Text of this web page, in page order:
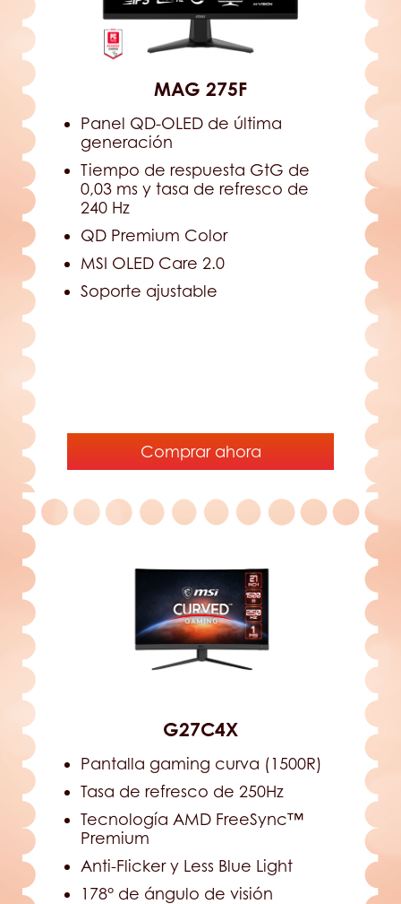
MAG 275F
Panel QD-OLED de última
generación
Tiempo de respuesta GtG de
0,03 ms y tasa de refresco de
240 Hz
QD Premium Color
MSI OLED Care 2.0
Soporte ajustable
Comprar ahora
G27C4X
Pantalla gaming curva (1500R)
Tasa de refresco de 250Hz
Tecnología AMD FreeSync™
Premium
Anti-Flicker y Less Blue Light
178° de ángulo de visión